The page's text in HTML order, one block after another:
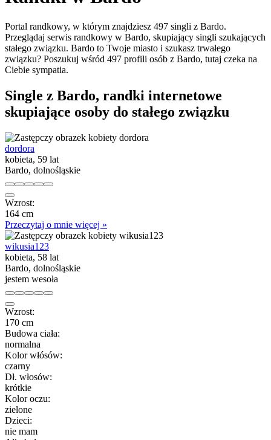
Portal randkowy, w którym znajdziesz 497 singli z Bardo.
Przeglądaj serwis randkowy w Bardo, skupiający singli szukających
stałego związku. Bardo to Twoje miasto i szukasz trwałego
związku? Poszukuj wśród 497 profili osób z Bardo, tutaj czeka na
Ciebie sympatia.
Single z Bardo, randki internetowe
skupiające osoby do stałego związku
dordora
kobieta, 59 lat
Bardo, dolnośląskie
Wzrost:
164 cm
Przeczytaj o mnie więcej »
wikusia123
kobieta, 58 lat
Bardo, dolnośląskie
jestem wesoła
Wzrost:
170 cm
Budowa ciała:
normalna
Kolor włósów:
czarny
Dł. włosów:
krótkie
Kolor oczu:
zielone
Dzieci:
nie mam